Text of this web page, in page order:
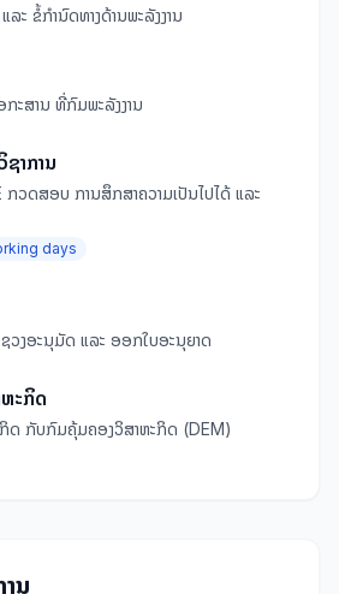
ະ ຂໍ້ກໍານົດທາງດ້ານພະລັງງານ
ະສານ ທີ່ກົມພະລັງງານ
າການ
ກວດສອບ ການສຶກສາຄວາມເປັນໄປໄດ້ ແລະ
days
ຊວງອະນຸມັດ ແລະ ອອກໃບອະນຸຍາດ
ະກິດ
ດ ກັບກົມຄຸ້ມຄອງວິສາຫະກິດ (DEM)
ນ